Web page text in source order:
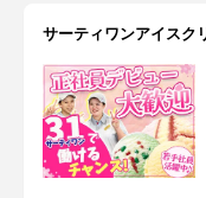
サーティワンアイス